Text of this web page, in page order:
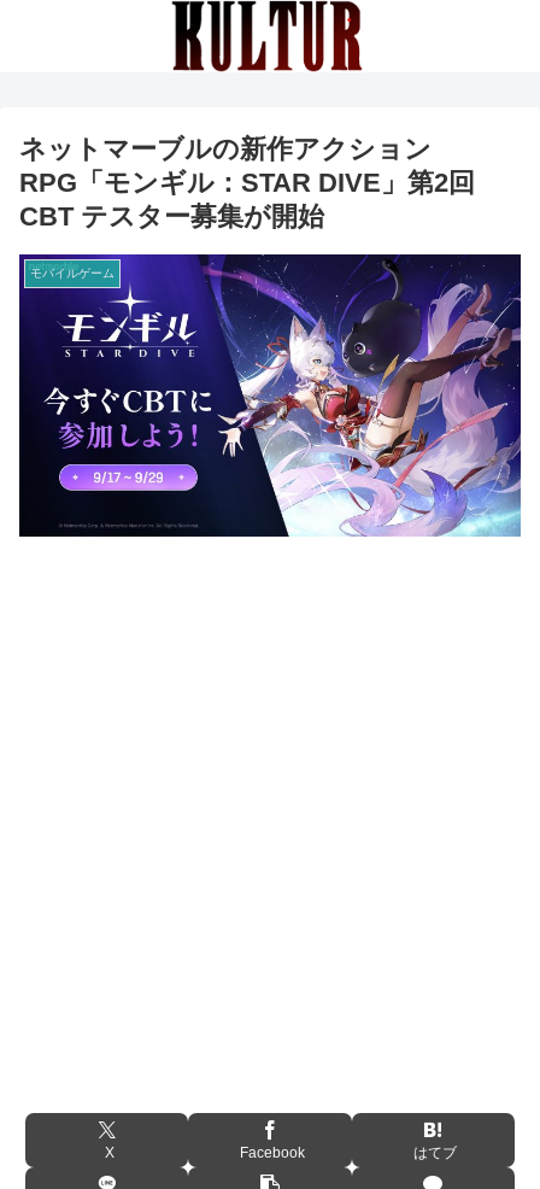
ネットマーブルの新作アクション
RPG「モンギル：STAR DIVE」第2回
CBT テスター募集が開始
モバイルゲーム
X Facebook はてブ